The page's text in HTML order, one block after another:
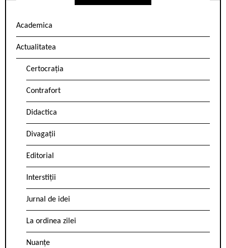
Academica
Actualitatea
Certocrația
Contrafort
Didactica
Divagații
Editorial
Interstiții
Jurnal de idei
La ordinea zilei
Nuanțe